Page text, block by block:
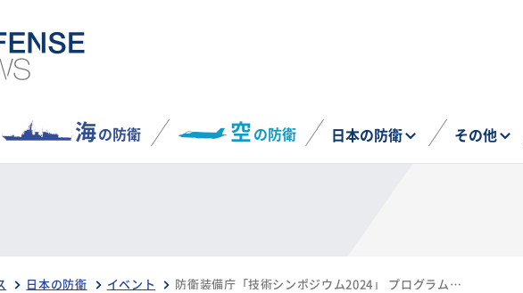
海の防衛 空の防衛 日本の防衛 その他
日本の防衛 イベント 防衛装備庁「技術シンポジウム2024」 プログラムと展示内容